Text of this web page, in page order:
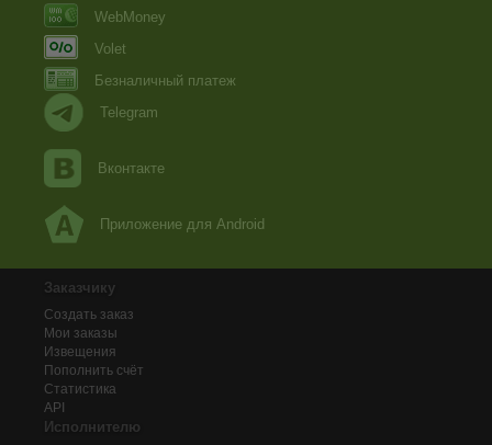
WebMoney
Volet
Безналичный платеж
Telegram
Вконтакте
Приложение для Android
Заказчику
Создать заказ
Мои заказы
Извещения
Пополнить счёт
Статистика
API
Исполнителю